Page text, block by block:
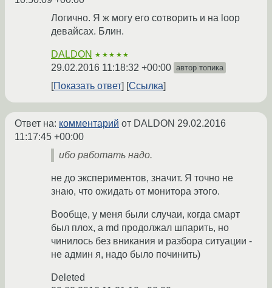
Логично. Я ж могу его сотворить и на loop
девайсах. Блин.
DALDON ★★★★★
29.02.2016 11:18:32 +00:00 автор топика
Показать ответ Ссылка
Ответ на: комментарий от DALDON 29.02.2016
11:17:45 +00:00
ибо работать надо.
не до экспериментов, значит. Я точно не
знаю, что ожидать от монитора этого.
Вообще, у меня были случаи, когда смарт
был плох, а md продолжал шпарить, но
чинилось без вникания и разбора ситуации -
не админ я, надо было починить)
Deleted